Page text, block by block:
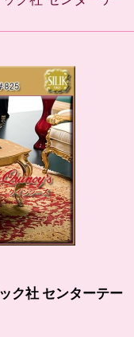
ク社 センターテー